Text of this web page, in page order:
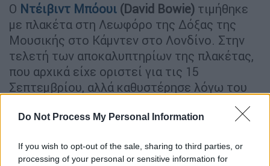
Do Not Process My Personal Information
If you wish to opt-out of the sale, sharing to third parties, or
processing of your personal or sensitive information for
Ο Ντέιβιντ Μπόουι (David Bowie) τιμήθηκε
με πλακέτα στη Λεωφόρο της Δόξας της
Μουσικής στο Κάμντεν στο Λονδίνο. Στην
τελετή των αποκαλυπτηρίων της πλακέτας,
που αρχικά είχε οριστεί για τις 15
Σεπτεμβρίου, αλλά καθυστέρησε λόγω του
πραγματοποιήθηκε την Πέμπτη, φίλοι και
γιόρτασαν τη ζωή και την κληρονομιά του.